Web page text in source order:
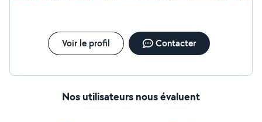
Voir le profil Contacter
Nos utilisateurs nous évaluent